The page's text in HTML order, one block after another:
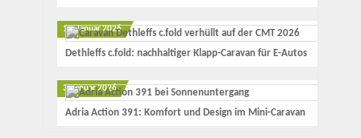
17. Januar 2026
Dethleffs c.fold: nachhaltiger Klapp-Caravan für E-Autos
3. Januar 2026
Adria Action 391: Komfort und Design im Mini-Caravan